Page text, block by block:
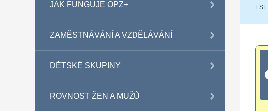
JAK FUNGUJE OPZ+
ZAMĚSTNÁVÁNÍ A VZDĚLÁVÁNÍ
DĚTSKÉ SKUPINY
ROVNOST ŽEN A MUŽŮ
ESF